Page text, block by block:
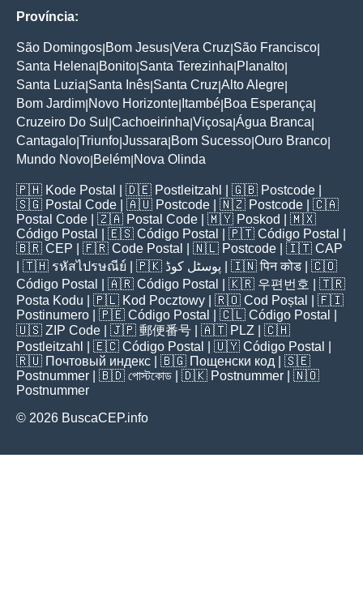
Província:
São Domingos Bom Jesus Vera Cruz São Francisco
Santa Helena Bonito Santa Terezinha Planalto
Santa Luzia Santa Inês Santa Cruz Alto Alegre
Bom Jardim Novo Horizonte Itambé Boa Esperança
Cruzeiro Do Sul Cachoeirinha Viçosa Água Branca
Cantagalo Triunfo Jussara Bom Sucesso Ouro Branco
Mundo Novo Belém Nova Olinda
🇵🇭 Kode Postal | 🇩🇪 Postleitzahl | 🇬🇧 Postcode
🇸🇬 Postal Code | 🇦🇺 Postcode | 🇳🇿 Postcode | 🇨🇦
Postal Code | 🇿🇦 Postal Code | 🇲🇾 Poskod
| 🇲🇽
Código Postal
| 🇪🇸 Código Postal | 🇵🇹 Código Postal
🇧🇷 CEP | 🇫🇷 Code Postal | 🇳🇱 Postcode | 🇮🇹 CAP
| 🇹🇭 รหัสไปรษณีย์ | 🇵🇰 پوسٹل کوڈ | 🇮🇳पिन कोड | 🇨🇴
Código Postal
| 🇦🇷 Código Postal | 🇰🇷 우편번호
| 🇹🇷
Posta Kodu | 🇵🇱 Kod Pocztowy | 🇷🇴 Cod Poștal
| 🇫🇮
Postinumero | 🇵🇪 Código Postal | 🇨🇱 Código Postal
🇺🇸 ZIP Code | 🇯🇵 郵便番号 | 🇦🇹 PLZ | 🇨🇭
Postleitzahl
| 🇪🇨 Código Postal | 🇺🇾 Código Postal
🇷🇺 Почтовый индекс | 🇧🇬 Пощенски код | 🇸🇪
Postnummer | 🇧🇩 পোস্টকোড | 🇩🇰 Postnummer | 🇳🇴
Postnummer
© 2026 BuscaCEP.info